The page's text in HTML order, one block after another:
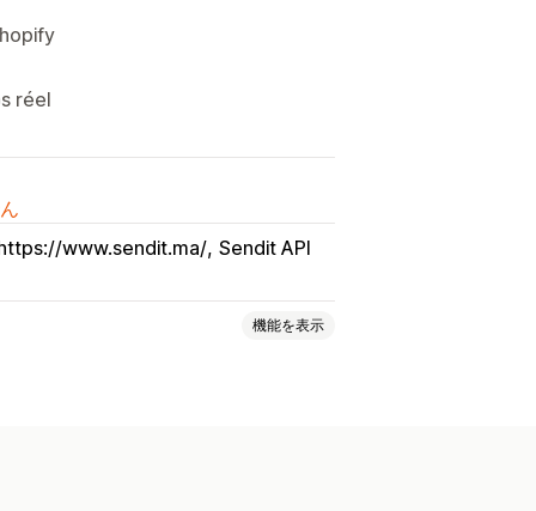
réel
www.sendit.ma/ Sendit API
機能を表示